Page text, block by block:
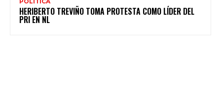
HERIBERTO TREVIÑO TOMA PROTESTA COMO LÍDER DEL
PRI EN NL